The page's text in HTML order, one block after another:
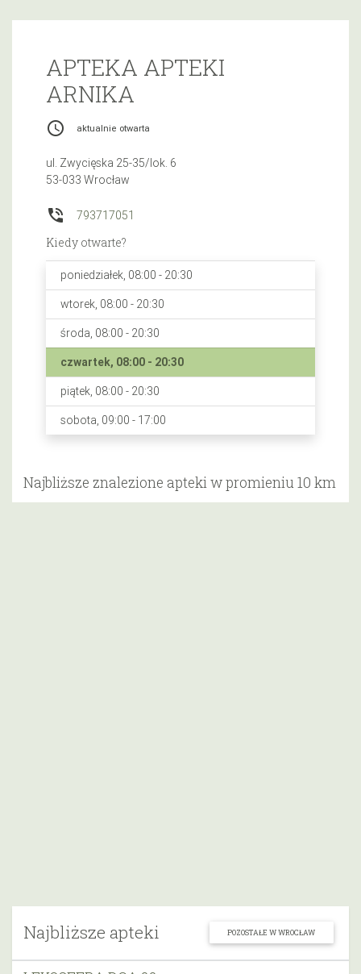
Najbliższe apteki POZOSTAŁE W WROCŁAW
APTEKA APTEKI
ARNIKA
access_time aktualnie otwarta
ul. Zwycięska 25-35/lok. 6
53-033 Wrocław
phone_in_talk 793717051
Kiedy otwarte?
poniedziałek, 08:00 - 20:30
wtorek, 08:00 - 20:30
środa, 08:00 - 20:30
czwartek, 08:00 - 20:30
piątek, 08:00 - 20:30
sobota, 09:00 - 17:00
Najbliższe znalezione apteki w promieniu 10 km